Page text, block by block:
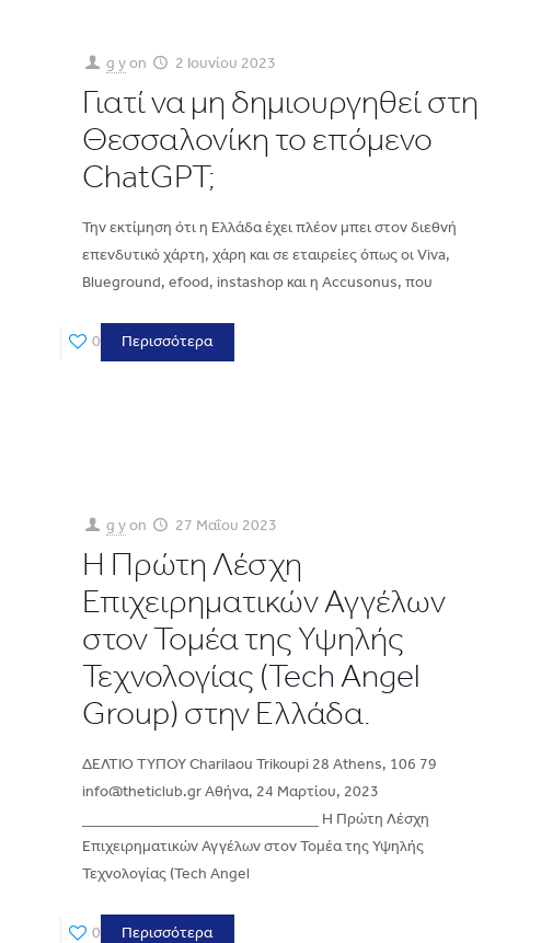
g y on 2 Ιουνίου 2023
Γιατί να μη δημιουργηθεί στη
Θεσσαλονίκη το επόμενο
ChatGPT;
Την εκτίμηση ότι η Ελλάδα έχει πλέον μπει στον διεθνή
επενδυτικό χάρτη, χάρη και σε εταιρείες όπως οι Viva,
Blueground, efood, instashop και η Accusonus, που
0 Περισσότερα
g y on 27 Μαΐου 2023
Η Πρώτη Λέσχη
Επιχειρηματικών Αγγέλων
στον Τομέα της Υψηλής
Τεχνολογίας (Tech Angel
Group) στην Ελλάδα.
ΔΕΛΤΙΟ ΤΥΠΟΥ Charilaou Trikoupi 28 Athens, 106 79
info@theticlub.gr Αθήνα, 24 Μαρτίου, 2023
___________________________ Η Πρώτη Λέσχη
Επιχειρηματικών Αγγέλων στον Τομέα της Υψηλής
Τεχνολογίας (Tech Angel
0 Περισσότερα